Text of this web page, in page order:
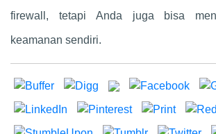
firewall, tetapi Anda juga bisa
keamanan sendiri.